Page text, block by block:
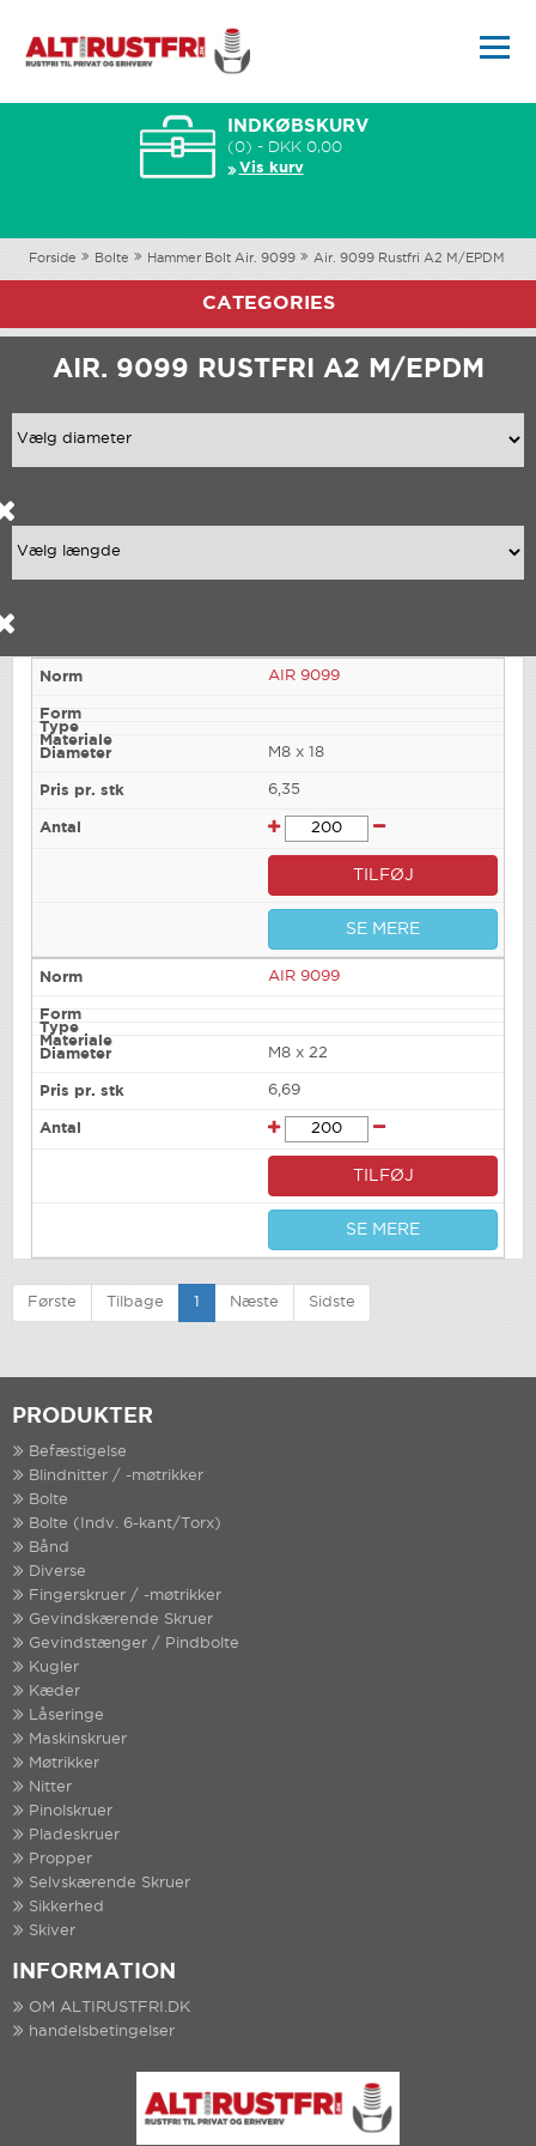
INDKØBSKURV
(0) - DKK 0,00
Vis kurv
Forside Bolte Hammer Bolt Air. 9099 Air. 9099 Rustfri A2 M/EPDM
CATEGORIES
AIR. 9099 RUSTFRI A2 M/EPDM
AIR 9099
M8 x 18
6,35
TILFØJ
SE MERE
AIR 9099
M8 x 22
6,69
TILFØJ
SE MERE
Første Tilbage 1 Næste Sidste
PRODUKTER
Befæstigelse
Blindnitter / -møtrikker
Bolte
Bolte (Indv. 6-kant/Torx)
Bånd
Diverse
Fingerskruer / -møtrikker
Gevindskærende Skruer
Gevindstænger / Pindbolte
Kugler
Kæder
Låseringe
Maskinskruer
Møtrikker
Nitter
Pinolskruer
Pladeskruer
Propper
Selvskærende Skruer
Sikkerhed
Skiver
INFORMATION
OM ALTIRUSTFRI.DK
handelsbetingelser